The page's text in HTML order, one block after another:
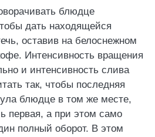
блюдце
дать находящейся
оставив на белоснежном
Интенсивность вращения
и интенсивность слива
так, чтобы последняя
блюдце в том же месте,
первая, а при этом само
полный оборот. В этом